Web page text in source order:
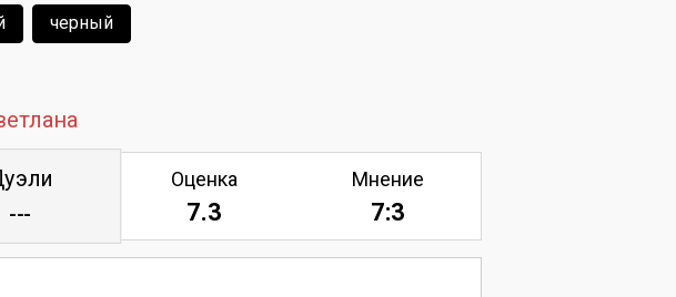
черный
---
Оценка
7.3
Мнение
7:3